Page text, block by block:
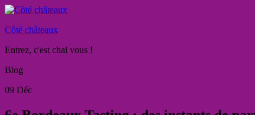
Côté châteaux
Entrez, c'est chai vous !
Blog
09 Déc